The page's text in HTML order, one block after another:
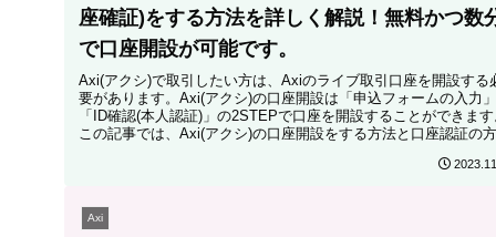
座確証)をする方法を詳しく解説！無料かつ数
で口座開設が可能です。
Axi(アクシ)で取引したい方は、Axiのライブ取引口座を開設する
要があります。Axi(アクシ)の口座開設は「申込フォームの入力
「ID確認(本人認証)」の2STEPで口座を開設することができます
この記事では、Axi(アクシ)の口座開設をする方法と口座認証の
Axi